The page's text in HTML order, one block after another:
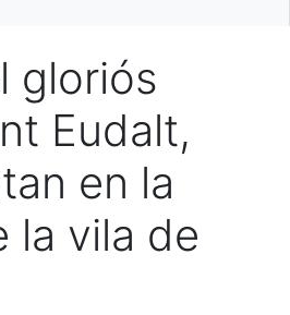
gloriós
Eudalt,
en la
la vila de